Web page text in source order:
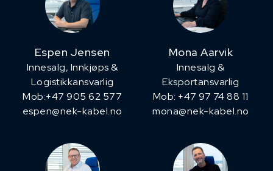
Espen Jensen
Innesalg, ​Innkjøps &
Logistikkansvarlig
Mob:+47 905 62 577
espen@nek-kabel.no
Mona Aarvik
Innesalg &
Eksportansvarlig
Mob: +47 97 74 88 11
mona@nek-kabel.no